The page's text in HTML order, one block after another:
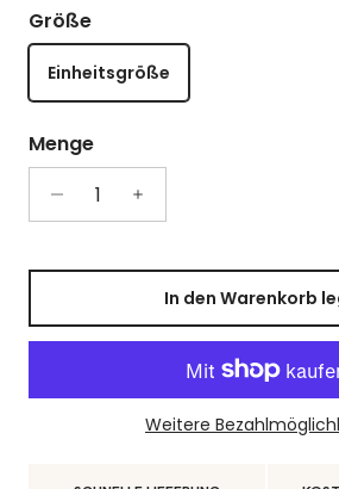
Größe
Einheitsgröße
Menge
In den Warenkorb
Weitere